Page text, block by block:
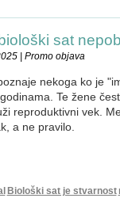
sat
| Promo objava
nekoga ko je
Te žene
reproduktivni vek.
a ne pravilo.
Biološki sat je stvarnost